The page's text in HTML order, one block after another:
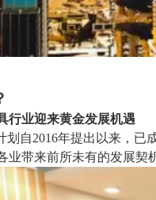
行业迎来黄金发展机遇
划自2016年提出以来，
业带来前所未有的发展